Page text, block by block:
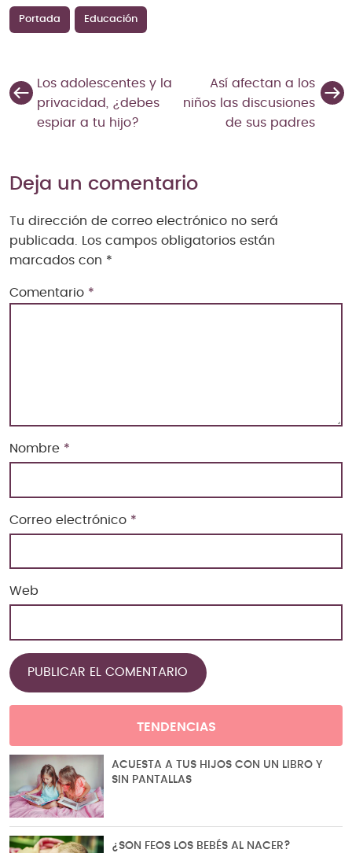
Portada Educación
Los adolescentes y la
privacidad, ¿debes
espiar a tu hijo?
Así afectan a los
niños las discusiones
de sus padres
Deja un comentario
Tu dirección de correo electrónico no será
publicada.
Los campos obligatorios están
marcados con *
Comentario *
Nombre *
Correo electrónico *
Web
TENDENCIAS
ACUESTA A TUS HIJOS CON UN LIBRO Y
SIN PANTALLAS
¿SON FEOS LOS BEBÉS AL NACER?